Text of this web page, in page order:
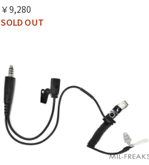
￥9,280
SOLD OUT